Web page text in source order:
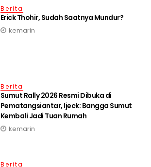
Berita
Erick Thohir, Sudah Saatnya Mundur?
kemarin
Berita
Sumut Rally 2026 Resmi Dibuka di
Pematangsiantar, Ijeck: Bangga Sumut
Kembali Jadi Tuan Rumah
kemarin
Berita